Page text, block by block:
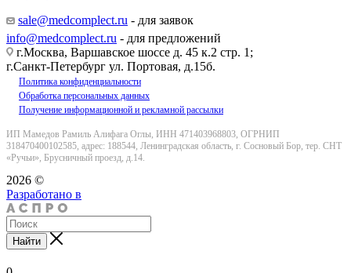
sale@medcomplect.ru - для заявок
info@medcomplect.ru - для предложений
г.Москва, Варшавское шоссе д. 45 к.2 стр. 1;
г.Санкт-Петербург ул. Портовая, д.15б.
Политика конфиденциальности
Обработка персональных данных
Получение информационной и рекламной рассылки
ИП Мамедов Рамиль Алифага Оглы, ИНН 471403968803, ОГРНИП
318470400102585, адрес: 188544, Ленинградская область, г. Сосновый Бор, тер. СНТ
«Ручьи», Брусничный проезд, д.14.
2026 ©
Разработано в
Найти